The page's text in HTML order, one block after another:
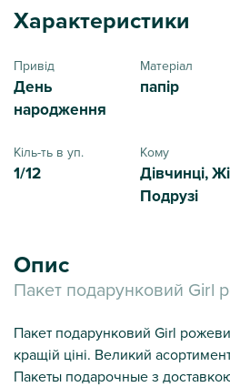
Характеристики
Привід
День
народження
Матеріал
папір
Кіль-ть в уп.
1/12
Кому
Дівчинці,
Подрузі
Опис
Пакет подарунковий Girl
Пакет подарунковий Girl
кращій ціні. Великий
Пакеты подарочные з